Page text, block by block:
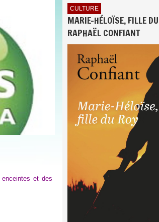
et des
CULTURE
MARIE-HÉLOÏSE, FILLE
RAPHAËL CONFIANT